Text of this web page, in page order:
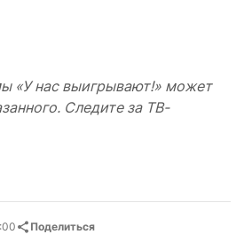
«У нас выигрывают!» может
Следите за ТВ-
Поделиться